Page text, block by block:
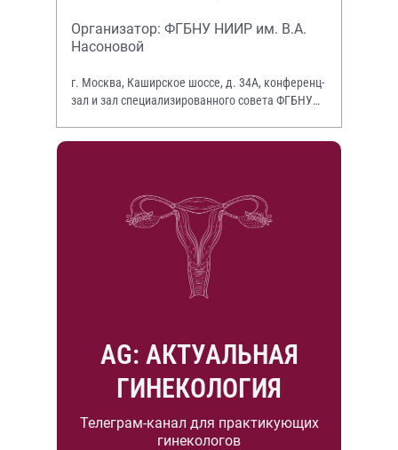
Организатор: ФГБНУ НИИР им. В.А.
Насоновой
г. Москва, Каширское шоссе, д. 34А, конференц-
зал и зал специализированного совета ФГБНУ
AG: АКТУАЛЬНАЯ
ГИНЕКОЛОГИЯ
Телеграм-канал для практикующих
гинекологов